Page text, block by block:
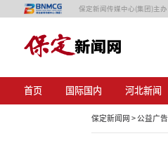
保定新闻传媒中心(集团)主办
首页 国际国内 河北新闻
保定新闻网 > 公益广告